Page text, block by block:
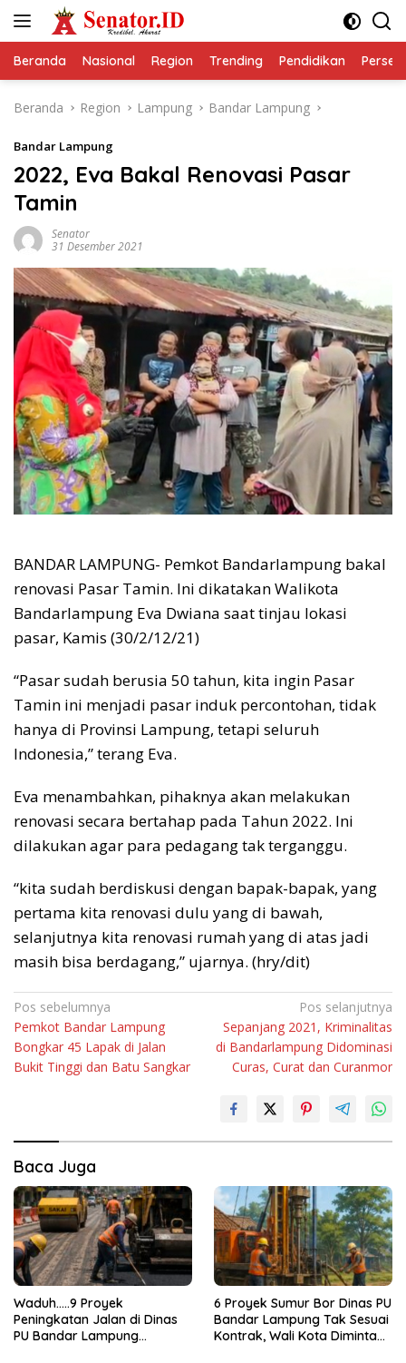
Beranda Nasional Region Trending Pendidikan
Beranda Region Lampung Bandar Lampung
Bandar Lampung
2022, Eva Bakal Renovasi Pasar
Tamin
Senator
31 Desember 2021
BANDAR LAMPUNG- Pemkot Bandarlampung bakal
renovasi Pasar Tamin. Ini dikatakan Walikota
Bandarlampung Eva Dwiana saat tinjau lokasi
pasar, Kamis (30/2/12/21)
“Pasar sudah berusia 50 tahun, kita ingin Pasar
Tamin ini menjadi pasar induk percontohan, tidak
hanya di Provinsi Lampung, tetapi seluruh
Indonesia,” terang Eva.
Eva menambahkan, pihaknya akan melakukan
renovasi secara bertahap pada Tahun 2022. Ini
dilakukan agar para pedagang tak terganggu.
“kita sudah berdiskusi dengan bapak-bapak, yang
pertama kita renovasi dulu yang di bawah,
selanjutnya kita renovasi rumah yang di atas jadi
masih bisa berdagang,” ujarnya. (hry/dit)
Navigasi
pos
Pos sebelumnya
Pemkot Bandar Lampung
Bongkar 45 Lapak di Jalan
Bukit Tinggi dan Batu Sangkar
Pos selanjutnya
Sepanjang 2021, Kriminalitas
di Bandarlampung Didominasi
Curas, Curat dan Curanmor
Baca Juga
Waduh…..9 Proyek
Peningkatan Jalan di Dinas
PU Bandar Lampung
6 Proyek Sumur Bor Dinas PU
Bandar Lampung Tak Sesuai
Kontrak, Wali Kota Diminta